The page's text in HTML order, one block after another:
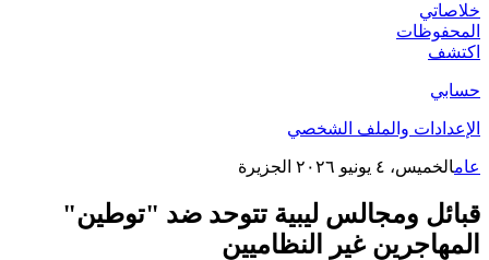
خلاصاتي
المحفوظات
اكتشف
حسابي
الإعدادات والملف الشخصي
عامالخميس، ٤ يونيو ٢٠٢٦ الجزيرة
قبائل ومجالس ليبية تتوحد ضد "توطين"
المهاجرين غير النظاميين